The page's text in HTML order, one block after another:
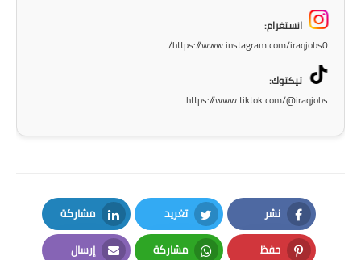
صحة وطب
فن ومشاهير
انستغرام:
https://www.instagram.com/iraqjobs0/
تيكتوك:
https://www.tiktok.com/@iraqjobs
نشر
Facebook
تغريد
Twitter
مشاركة
LinkedIn
حفظ مشاركة إرسال